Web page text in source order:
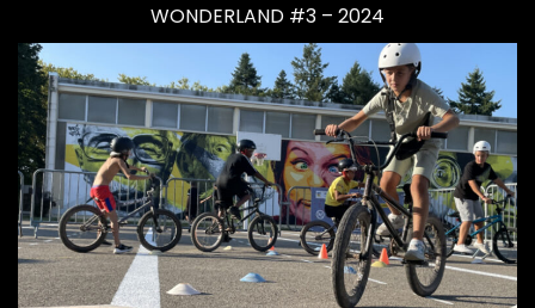
WONDERLAND #3 – 2024